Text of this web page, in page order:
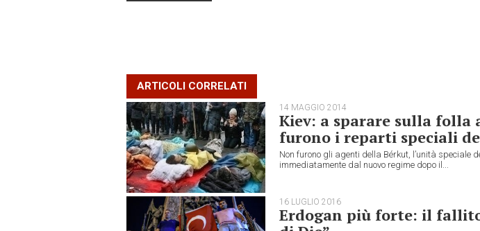
ARTICOLI CORRELATI
14 MAGGIO 2014
Kiev: a sparare sulla folla
furono i reparti speciali
Non furono gli agenti della Bérkut, l’unità speciale
immediatamente dal nuovo regime dopo il...
16 LUGLIO 2016
Erdogan più forte: il